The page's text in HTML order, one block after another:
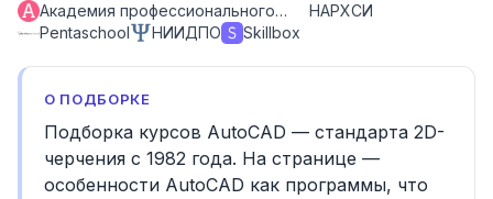
Академия профессионального…
НАРХСИ
Pentaschool
НИИДПО Skillbox
О ПОДБОРКЕ
Подборка курсов AutoCAD — стандарта 2D-
черчения с 1982 года. На странице —
особенности AutoCAD как программы, что